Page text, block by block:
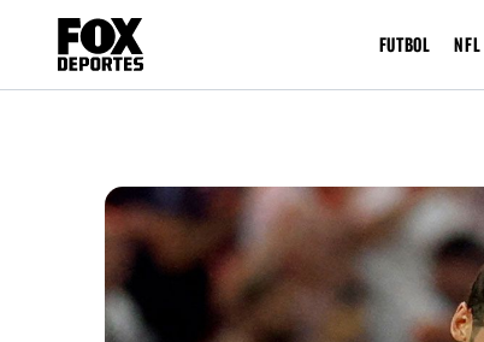
FUTBOL NFL